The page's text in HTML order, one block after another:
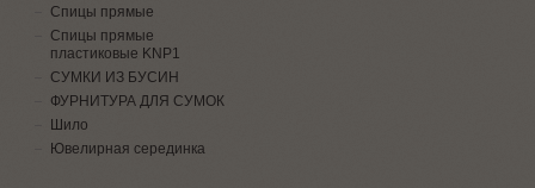
Спицы прямые
Спицы прямые
пластиковые KNP1
СУМКИ ИЗ БУСИН
ФУРНИТУРА ДЛЯ СУМОК
Шило
Ювелирная серединка